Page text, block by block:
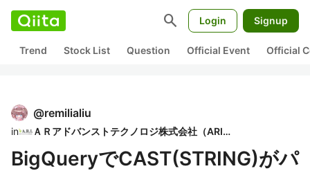
search Login Signup
Trend Stock List Question Official Event Official
@remilialiu
in ＡＲアドバンストテクノロジ株式会社（ARI）
BigQueryでCAST(STRING)がパ